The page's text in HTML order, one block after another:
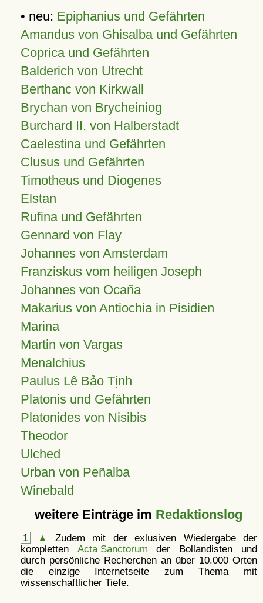
• neu: Epiphanius und Gefährten
Amandus von Ghisalba und Gefährten
Coprica und Gefährten
Balderich von Utrecht
Berthanc von Kirkwall
Brychan von Brycheiniog
Burchard II. von Halberstadt
Caelestina und Gefährten
Clusus und Gefährten
Timotheus und Diogenes
Elstan
Rufina und Gefährten
Gennard von Flay
Johannes von Amsterdam
Franziskus vom heiligen Joseph
Johannes von Ocaña
Makarius von Antiochia in Pisidien
Marina
Martin von Vargas
Menalchius
Paulus Lê Bảo Tịnh
Platonis und Gefährten
Platonides von Nisibis
Theodor
Ulched
Urban von Peñalba
Winebald
weitere Einträge im Redaktionslog
1 ▲
Zudem mit der exlusiven Wiedergabe der
kompletten Acta Sanctorum der Bollandisten und
durch persönliche Recherchen an über 10.000 Orten
die einzige Internetseite zum Thema mit
wissenschaftlicher Tiefe.